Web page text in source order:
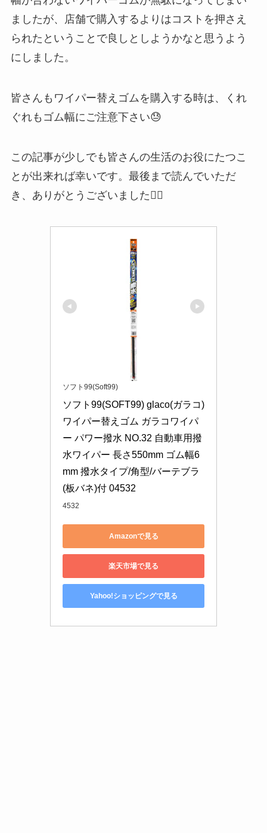
ましたが、店舗で購入するよりはコストを押さえ
られたということで良しとしようかなと思うよう
にしました。
皆さんもワイパー替えゴムを購入する時は、くれ
ぐれもゴム幅にご注意下さい😓
この記事が少しでも皆さんの生活のお役にたつこ
とが出来れば幸いです。最後まで読んでいただ
き、ありがとうございました🙇‍♂️
ソフト99(Soft99)
ソフト99(SOFT99) glaco(ガラコ)
ワイパー替えゴム ガラコワイパ
ー パワー撥水 NO.32 自動車用撥
水ワイパー 長さ550mm ゴム幅6
mm 撥水タイプ/角型/バーテブラ
(板バネ)付 04532
4532
Amazonで見る
楽天市場で見る
Yahoo!ショッピングで見る